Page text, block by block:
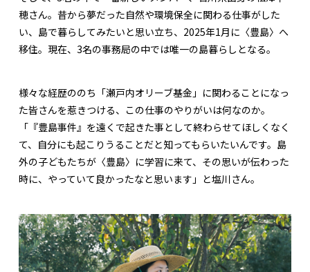
穂さん。昔から夢だった自然や環境保全に関わる仕事がした
い、島で暮らしてみたいと思い立ち、2025年1月に〈豊島〉へ
移住。現在、3名の事務局の中では唯一の島暮らしとなる。
様々な経歴ののち「瀬戸内オリーブ基金」に関わることになっ
た皆さんを惹きつける、この仕事のやりがいは何なのか。
「『豊島事件』を遠くで起きた事として終わらせてほしくなく
て、自分にも起こりうることだと知ってもらいたいんです。島
外の子どもたちが〈豊島〉に学習に来て、その思いが伝わった
時に、やっていて良かったなと思います」と塩川さん。